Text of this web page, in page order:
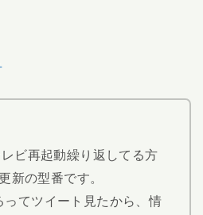
ビ再起動繰り返してる方
新の型番です。
ってツイート見たから、情